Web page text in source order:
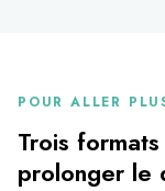
POUR ALLER
Trois
prolonger le